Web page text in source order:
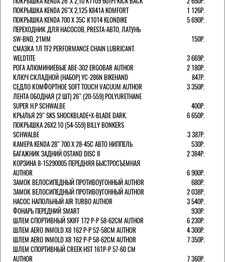
ПОКРЫШКА KENDA 26"Х 2,125 K841A KOMFORT
1 126Р.
ПОКРЫШКА KENDA 700 Х 35С К1014 KLONDIKE
5 690Р.
ПЕРЕХОДНИК ДЛЯ НАСОСОВ, PRESTA-АВТО, ЛАТУНЬ
SW-BND, 21ММ
150Р.
СМАЗКА 1Л TF2 PERFORMANCE CHAIN LUBRICANT.
WELDTITE
3 669Р.
РОГА АЛЮМИНИЕВЫЕ ABE-302 ERGOBAR AUTHOR
2 180Р.
КЛЮЧ СКЛАДНОЙ (НАБОР) YC-286N BIKEHAND
847Р.
СЕДЛО КОМФОРТНОЕ SOFT TOUCH VACUUM AUTHOR
3 350Р.
ЛЕНТА ОБОДНАЯ (2 ШТ) 26" (20-559) POLYURETHANE
SUPER H.P SCHWALBE
400Р.
КРЫЛЬЯ 29" SKS SHOCKBLADE+X-BLADE DARK.
6 650Р.
ПОКРЫШКА 26X2.10 (54-559) BILLY BONKERS
SCHWALBE
3 387Р.
КАМЕРА KENDA 28" 700 Х 28-45С АВТО НИППЕЛЬ
530Р.
БАГАЖНИК ЗАДНИЙ OSTAND DISC II
2 384Р.
КОРЗИНА 8-15290005 ПЕРЕДНЯЯ БЫСТРОСЪЕМНАЯ
AUTHOR
6 900Р.
ЗАМОК ВЕЛОСИПЕДНЫЙ ПРОТИВОУГОННЫЙ AUTHOR
680Р.
ЗАМОК ВЕЛОСИПЕДНЫЙ ПРОТИВОУГОННЫЙ AUTHOR
2 038Р.
НАСОС НАПОЛЬНЫЙ AIR TURBO AUTHOR
3 540Р.
ФОНАРЬ ПЕРЕДНИЙ SMART
930Р.
ШЛЕМ СПОРТИВНЫЙ SKIFF 172 Р-Р 58-62СМ AUTHOR
6 230Р.
ШЛЕМ AERO INMOLD X8 162 Р-Р 52-58СМ AUTHOR
4 300Р.
ШЛЕМ AERO INMOLD X8 162 Р-Р 58-62СМ AUTHOR
7 350Р.
ШЛЕМ СПОРТИВНЫЙ CREEK HST 161Р-Р 57-60 СМ
AUTHOR
7 360Р.